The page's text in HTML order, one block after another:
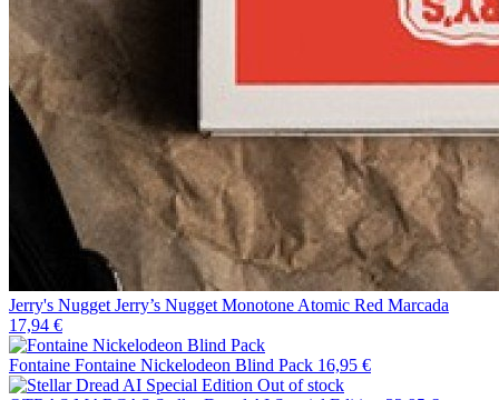
Jerry's Nugget Jerry’s Nugget Monotone Atomic Red Marcada
17,94 €
Fontaine Fontaine Nickelodeon Blind Pack 16,95 €
Out of stock